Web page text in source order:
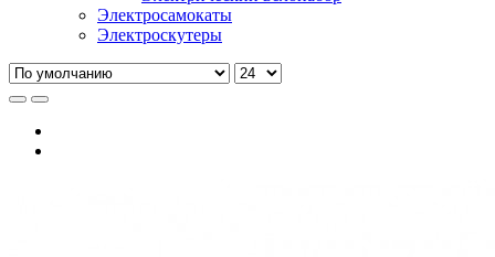
Электросамокаты
Электроскутеры